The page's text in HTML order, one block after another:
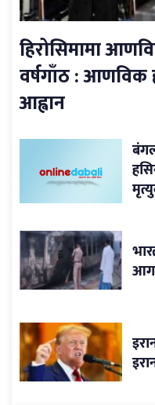
हिरोसिमामा
वर्षगाँठ : आणविक
आह्वान